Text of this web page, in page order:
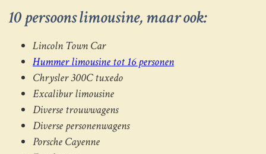
10 persoons limousine, maar ook:
Lincoln Town Car
Hummer limousine tot 16 personen
Chrysler 300C tuxedo
Excalibur limousine
Diverse trouwwagens
Diverse personenwagens
Porsche Cayenne